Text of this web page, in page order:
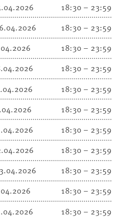
18:30 – 23:59
18:30 – 23:59
18:30 – 23:59
18:30 – 23:59
18:30 – 23:59
18:30 – 23:59
18:30 – 23:59
18:30 – 23:59
18:30 – 23:59
18:30 – 23:59
18:30 – 23:59